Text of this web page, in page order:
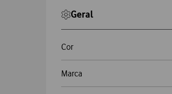
Geral
Cor
Marca